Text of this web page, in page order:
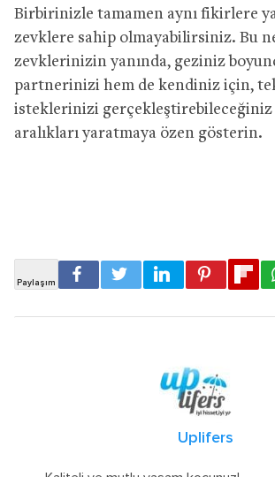
Birbirinizle tamamen aynı fikirlere
zevklere sahip olmayabilirsiniz. Bu
zevklerinizin yanında, geziniz
partnerinizi hem de kendiniz için, tek
isteklerinizi gerçekleştirebileceğiniz
aralıkları yaratmaya özen gösterin.
Uplifers